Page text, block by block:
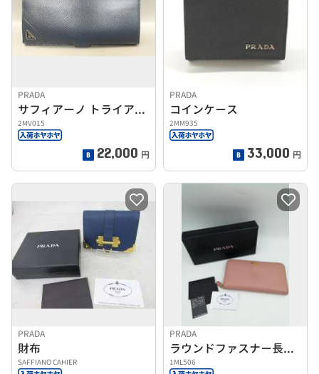
PRADA
サフィアーノ トライアングル
2MV015
22,000 円
PRADA
コインケース
2MM935
33,000 円
PRADA
財布
SAFFIANO CAHIER
PRADA
ラウンドファスナー長財布
1ML506